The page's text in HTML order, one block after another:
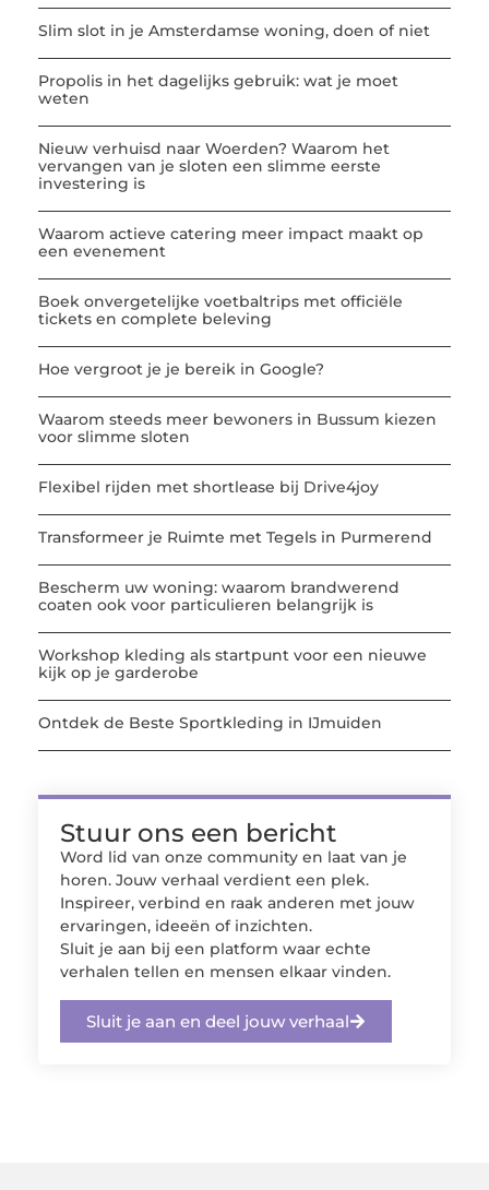
Slim slot in je Amsterdamse woning, doen of niet
Propolis in het dagelijks gebruik: wat je moet
weten
Nieuw verhuisd naar Woerden? Waarom het
vervangen van je sloten een slimme eerste
investering is
Waarom actieve catering meer impact maakt op
een evenement
Boek onvergetelijke voetbaltrips met officiële
tickets en complete beleving
Hoe vergroot je je bereik in Google?
Waarom steeds meer bewoners in Bussum kiezen
voor slimme sloten
Flexibel rijden met shortlease bij Drive4joy
Transformeer je Ruimte met Tegels in Purmerend
Bescherm uw woning: waarom brandwerend
coaten ook voor particulieren belangrijk is
Workshop kleding als startpunt voor een nieuwe
kijk op je garderobe
Ontdek de Beste Sportkleding in IJmuiden
Stuur ons een bericht
Word lid van onze community en laat van je
horen. Jouw verhaal verdient een plek.
Inspireer, verbind en raak anderen met jouw
ervaringen, ideeën of inzichten.
Sluit je aan bij een platform waar echte
verhalen tellen en mensen elkaar vinden.
Sluit je aan en deel jouw verhaal